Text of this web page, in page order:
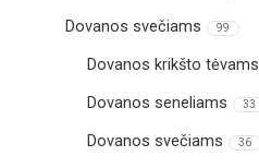
Dovanos svečiams 99
Dovanos krikšto tėvams
Dovanos seneliams 33
Dovanos svečiams 36